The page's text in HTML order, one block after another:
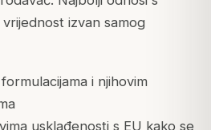
izvan samog
i njihovim
usklađenosti s EU kako se